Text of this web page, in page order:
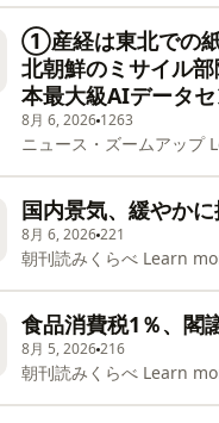
①産経は東北での
北朝鮮のミサイル
本最大級AIデータ
8月 6, 2026 1263
ニュース・ズームアッ
国内景気、緩やか
8月 6, 2026221
朝刊読みくらべ Learn
食品消費税1％、閣
8月 5, 2026216
朝刊読みくらべ Learn